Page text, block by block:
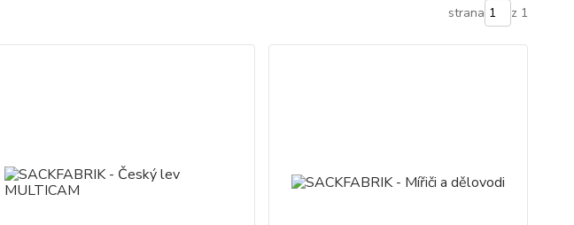
strana z 1